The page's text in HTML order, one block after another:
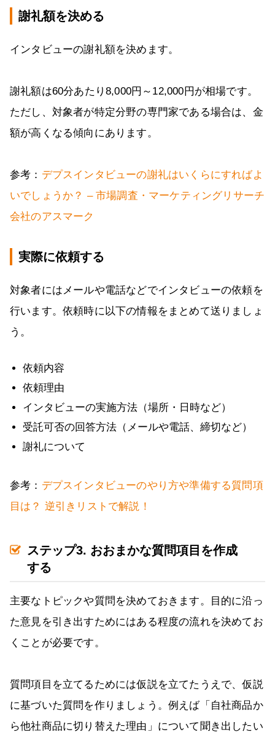
謝礼額を決める
インタビューの謝礼額を決めます。
謝礼額は60分あたり8,000円～12,000円が相場です。
ただし、対象者が特定分野の専門家である場合は、金
額が高くなる傾向にあります。
参考： デプスインタビューの謝礼はいくらにすればよ
いでしょうか？ – 市場調査・マーケティングリサーチ
会社のアスマーク
実際に依頼する
対象者にはメールや電話などでインタビューの依頼を
行います。依頼時に以下の情報をまとめて送りましょ
う。
依頼内容
依頼理由
インタビューの実施方法（場所・日時など）
受託可否の回答方法（メールや電話、締切など）
謝礼について
参考： デプスインタビューのやり方や準備する質問項
目は？ 逆引きリストで解説！
ステップ3. おおまかな質問項目を作成
する
主要なトピックや質問を決めておきます。目的に沿っ
た意見を引き出すためにはある程度の流れを決めてお
くことが必要です。
質問項目を立てるためには仮説を立てたうえで、仮説
に基づいた質問を作りましょう。例えば「自社商品か
ら他社商品に切り替えた理由」について聞き出したい